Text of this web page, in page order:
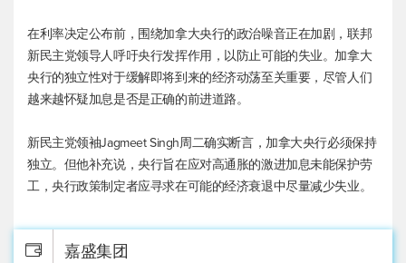
在利率决定公布前，围绕加拿大央行的政治噪音正在加剧，联邦
新民主党领导人呼吁央行发挥作用，以防止可能的失业。加拿大
央行的独立性对于缓解即将到来的经济动荡至关重要，尽管人们
越来越怀疑加息是否是正确的前进道路。
新民主党领袖Jagmeet Singh周二确实断言，加拿大央行必须保持
独立。但他补充说，央行旨在应对高通胀的激进加息未能保护劳
工，央行政策制定者应寻求在可能的经济衰退中尽量减少失业。
嘉盛集团